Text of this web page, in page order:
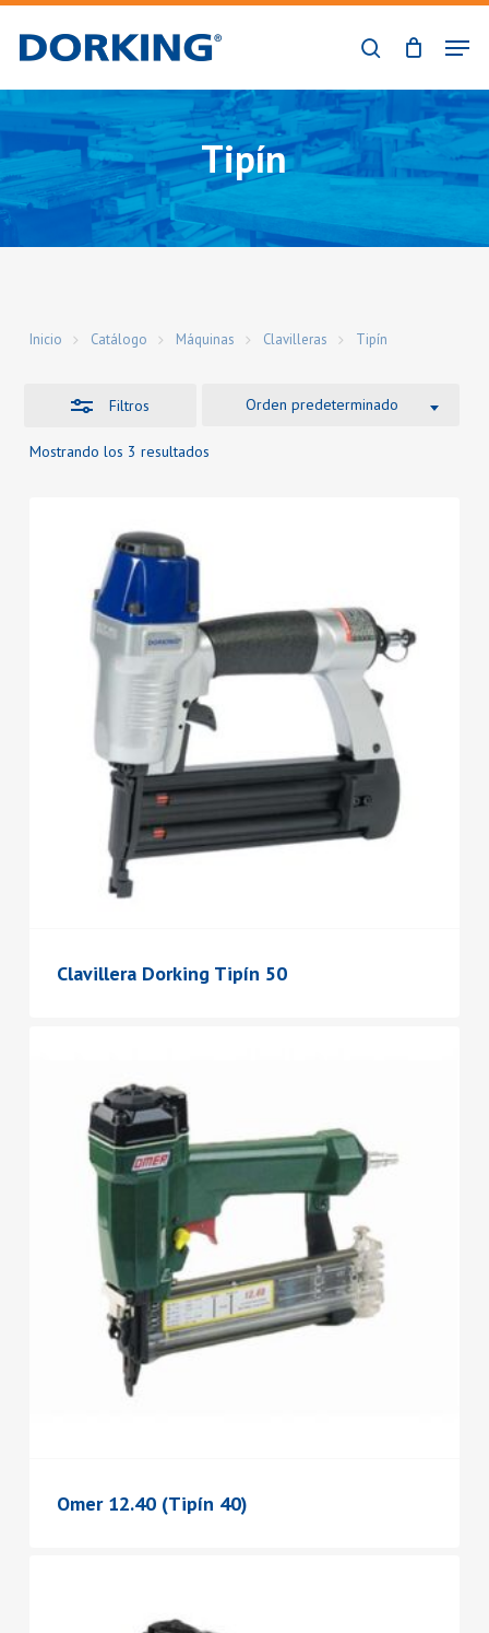
content
buscar
Menu
Tipín
Inicio Catálogo Máquinas Clavilleras Tipín
Filtros
Mostrando los 3 resultados
Orden predeterminado
Close
Clavillera Dorking Tipín 50
Omer 12.40 (Tipín 40)
Menu